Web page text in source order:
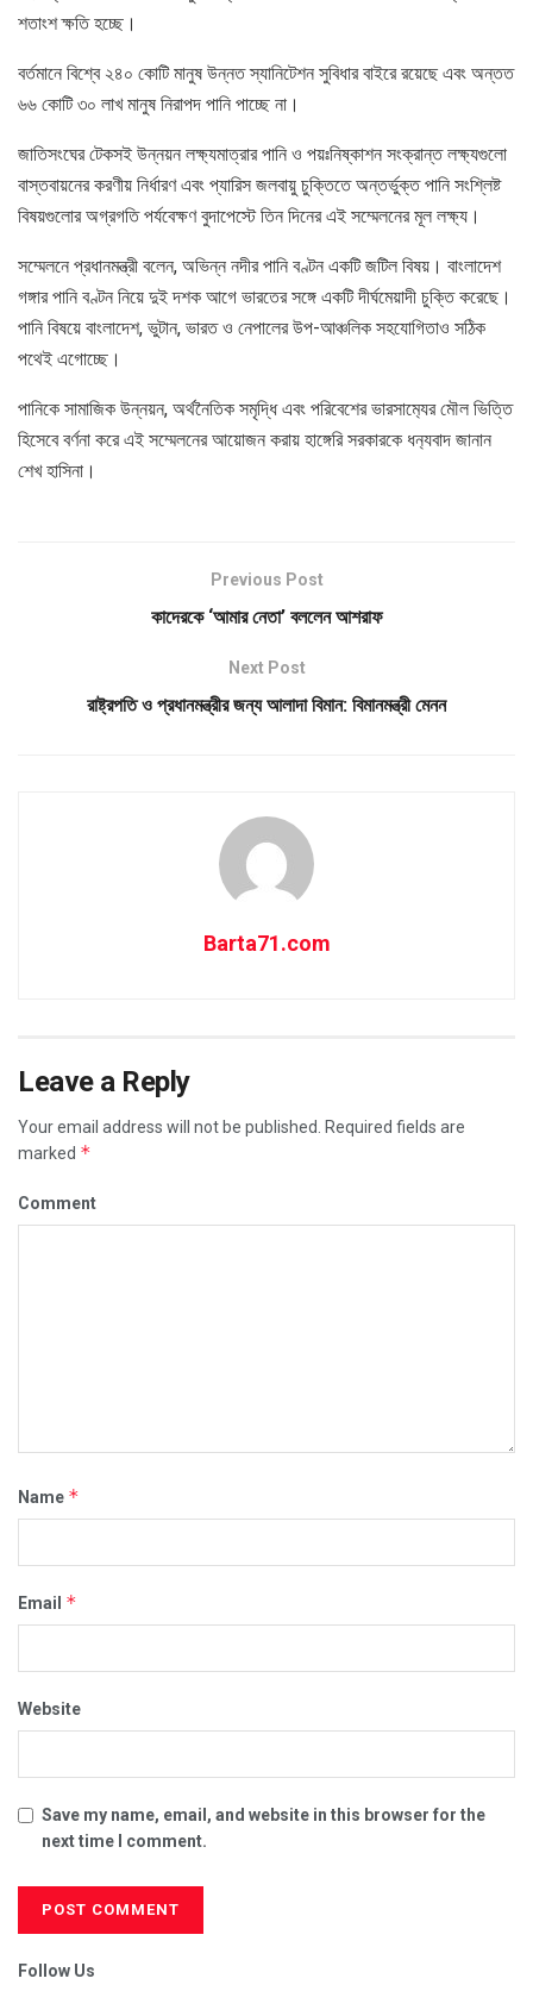
শতাংশ ক্ষতি হচ্ছে।
বর্তমানে বিশ্বে ২৪০ কোটি মানুষ উন্নত স্যানিটেশন সুবিধার বাইরে রয়েছে এবং অন্তত
৬৬ কোটি ৩০ লাখ মানুষ নিরাপদ পানি পাচ্ছে না।
জাতিসংঘের টেকসই উন্নয়ন লক্ষ্যমাত্রার পানি ও পয়ঃনিষ্কাশন সংক্রান্ত লক্ষ্যগুলো
বাস্তবায়নের করণীয় নির্ধারণ এবং প্যারিস জলবায়ু চুক্তিতে অন্তর্ভুক্ত পানি সংশ্লিষ্ট
বিষয়গুলোর অগ্রগতি পর্যবেক্ষণ বুদাপেস্টে তিন দিনের এই সম্মেলনের মূল লক্ষ্য।
সম্মেলনে প্রধানমন্ত্রী বলেন, অভিন্ন নদীর পানি বণ্টন একটি জটিল বিষয়। বাংলাদেশ
গঙ্গার পানি বণ্টন নিয়ে দুই দশক আগে ভারতের সঙ্গে একটি দীর্ঘমেয়াদী চুক্তি করেছে।
পানি বিষয়ে বাংলাদেশ, ভুটান, ভারত ও নেপালের উপ-আঞ্চলিক সহযোগিতাও সঠিক
পথেই এগোচ্ছে।
পানিকে সামাজিক উন্নয়ন, অর্থনৈতিক সমৃদ্ধি এবং পরিবেশের ভারসাম‌্যের মৌল ভিত্তি
হিসেবে বর্ণনা করে এই সম্মেলনের আয়োজন করায় হাঙ্গেরি সরকারকে ধন‌্যবাদ জানান
শেখ হাসিনা।
Previous Post
কাদেরকে ‘আমার নেতা’ বললেন আশরাফ
Next Post
রাষ্ট্রপতি ও প্রধানমন্ত্রীর জন্য আলাদা বিমান: বিমানমন্ত্রী মেনন
Barta71.com
Leave a Reply
Your email address will not be published.
Required fields are
marked *
Comment
Name *
Email *
Website
Save my name, email, and website in this browser for the
next time I comment.
Follow Us